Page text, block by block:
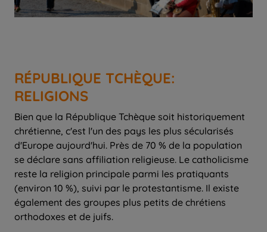
RÉPUBLIQUE TCHÈQUE:
RELIGIONS
Bien que la République Tchèque soit historiquement
chrétienne, c'est l'un des pays les plus sécularisés
d'Europe aujourd'hui. Près de 70 % de la population
se déclare sans affiliation religieuse. Le catholicisme
reste la religion principale parmi les pratiquants
(environ 10 %), suivi par le protestantisme. Il existe
également des groupes plus petits de chrétiens
orthodoxes et de juifs.